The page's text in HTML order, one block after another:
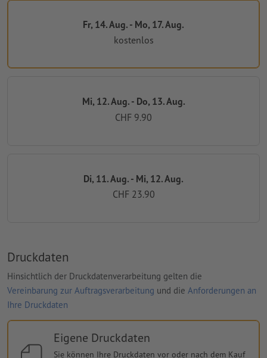
Fr, 14. Aug. - Mo, 17. Aug.
kostenlos
Mi, 12. Aug. - Do, 13. Aug.
CHF 9.90
Di, 11. Aug. - Mi, 12. Aug.
CHF 23.90
Druckdaten
Hinsichtlich der Druckdatenverarbeitung gelten die
Vereinbarung zur Auftragsverarbeitung und die Anforderungen an
Ihre Druckdaten
Eigene Druckdaten
Sie können Ihre Druckdaten vor oder nach dem Kauf